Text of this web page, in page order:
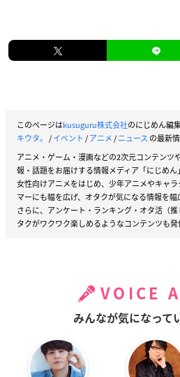
このページはkusuguru株式会社のにじめん編
キウタ。 /イベント /アニメ/ニュース の最新
アニメ・ゲーム・漫画などの2次元コンテンツ
報・話題をお届けする情報メディア「にじめん
女性向けアニメをはじめ、少年アニメやキャ
マーにも幅を広げ、オタクが気になる情報を幅
さらに、アンケート・ランキング・オタ活（
タクがワクワク楽しめるようなコンテンツも発
VOICE
みんなが気になって